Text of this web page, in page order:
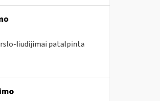
liudijimai patalpinta